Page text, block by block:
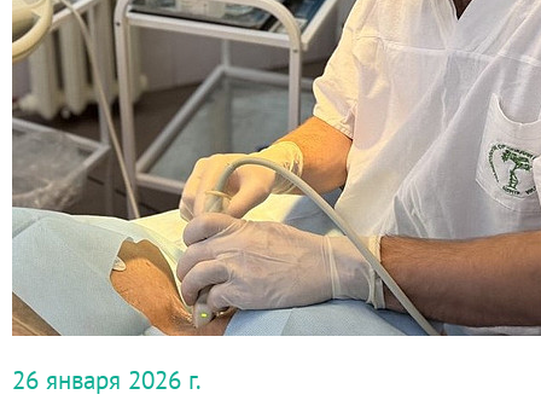
26 января 2026 г.